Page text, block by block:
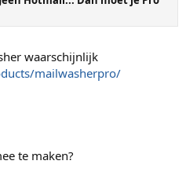
waarschijnlijk
mailwasherpro/
te maken?